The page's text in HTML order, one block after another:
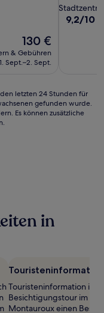
Der
Preis
beträgt
130 €
& Gebühren
1. Sept.–2. Sept.
Sterne-
9.2
9,2/10
letzten 24 Stunden für
gefunden wurde.
Es können zusätzliche
in
Touristeninformation
Touristeninformation ist
Besichtigungstour im
Montauroux einen